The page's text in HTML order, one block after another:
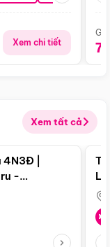
Xem chi tiết
Xem tất cả
Điểm nổi bật
|
-